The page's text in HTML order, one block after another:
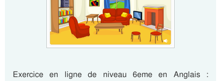
Exercice en ligne de niveau 6eme en Anglais :